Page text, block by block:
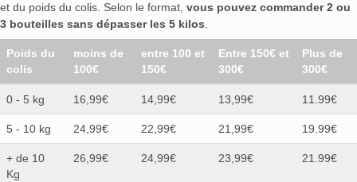
et du poids du colis. Selon le format, vous pouvez commander 2 ou
3 bouteilles sans dépasser les 5 kilos.
Poids du
colis
moins de
100€
entre 100 et
150€
Entre 150€ et
300€
Plus de
300€
0 - 5 kg 16,99€ 14,99€ 13,99€ 11.99€
5 - 10 kg 24,99€ 22,99€ 21,99€ 19.99€
+ de 10
Kg
26,99€ 24,99€ 23,99€ 21.99€